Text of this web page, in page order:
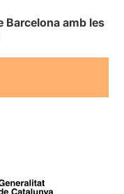
Barcelona amb les